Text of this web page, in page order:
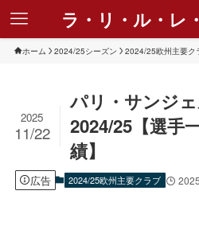
ラ・リ・ル・レ
ホーム 2024/25シーズン 2024/25欧州主要ク
パリ・サンジ
2024/25【選手
績】
2025
11/22
広告 2024/25欧州主要クラブ